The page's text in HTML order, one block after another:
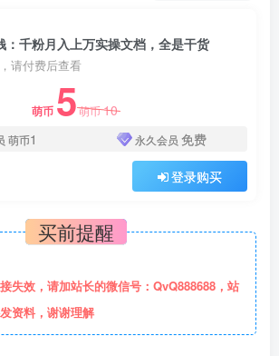
：千粉月入上万实操文档，全是干货
请付费后查看
萌币 5萌币10
萌币1 永久会员 免费
登录购买
买前提醒
失效，请加站长的微信号：QvQ888688，站
资料，谢谢理解